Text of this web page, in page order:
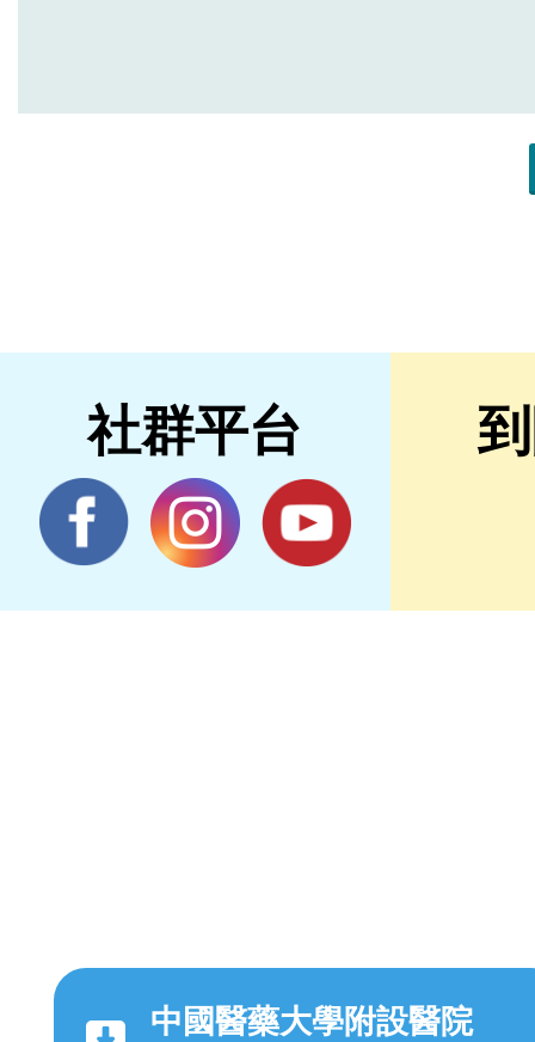
社群平台
中國醫藥大學附設醫院